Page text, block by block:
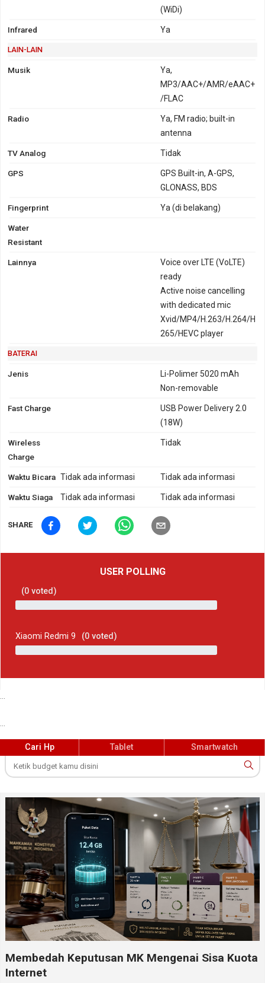
(WiDi)
Infrared Ya
LAIN-LAIN
Musik
Ya,
MP3/AAC+/AMR/eAAC+
/FLAC
Radio
Ya, FM radio; built-in
antenna
TV Analog Tidak
GPS
GPS Built-in, A-GPS,
GLONASS, BDS
Fingerprint Ya (di belakang)
Water
Resistant
Lainnya
Voice over LTE (VoLTE)
ready
Active noise cancelling
with dedicated mic
Xvid/MP4/H.263/H.264/H
265/HEVC player
BATERAI
Jenis
Li-Polimer 5020 mAh
Non-removable
Fast Charge
USB Power Delivery 2.0
(18W)
Wireless
Charge
Tidak
Waktu Bicara Tidak ada informasi Tidak ada informasi
Waktu Siaga Tidak ada informasi Tidak ada informasi
SHARE
USER POLLING
(0 voted)
Xiaomi Redmi 9 (0 voted)
Cari Hp Tablet Smartwatch
Membedah Keputusan MK Mengenai Sisa Kuota
Internet